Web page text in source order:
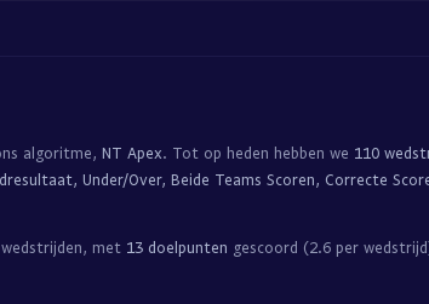
algoritme, NT Apex. Tot op heden hebben we 110
Under/Over, Beide Teams Scoren, Correcte
met 13 doelpunten gescoord (2.6 per